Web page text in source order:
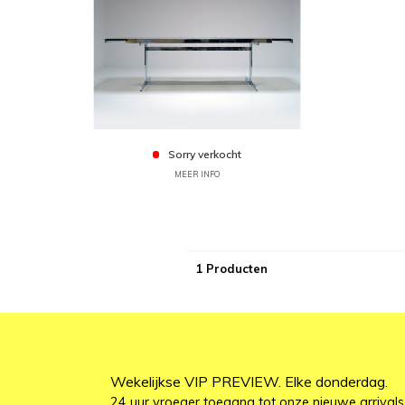
Sorry verkocht
MEER INFO
1 Producten
Wekelijkse VIP PREVIEW. Elke donderdag.